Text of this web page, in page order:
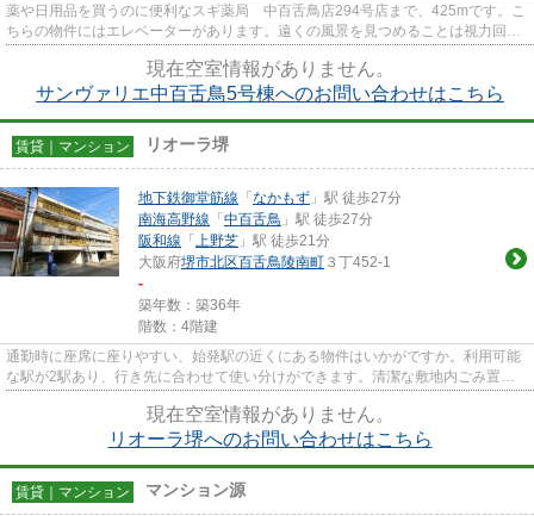
薬や日用品を買うのに便利なスギ薬局 中百舌鳥店294号店まで、425mです。こ
ちらの物件にはエレベーターがあります。遠くの風景を見つめることは視力回復
現在空室情報がありません。
サンヴァリエ中百舌鳥5号棟へのお問い合わせはこちら
賃貸｜マンション リオーラ堺
地下鉄御堂筋線 「 なかもず 」駅 徒歩27分
南海高野線 「 中百舌鳥 」駅 徒歩27分
阪和線 「 上野芝 」駅 徒歩21分
大阪府堺市北区百舌鳥陵南町 ３丁452-1
-
築年数：築36年
階数：4階建
通勤時に座席に座りやすい、始発駅の近くにある物件はいかがですか。利用可能
な駅が2駅あり、行き先に合わせて使い分けができます。清潔な敷地内ごみ置き
現在空室情報がありません。
リオーラ堺へのお問い合わせはこちら
賃貸｜マンション マンション源